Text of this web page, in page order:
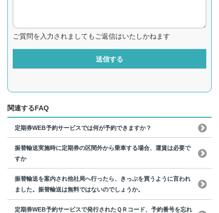
ご質問を入力されましてもご返信はいたしかねます
送信する
関連するFAQ
定期券WEB予約サービスでは何が予約できますか？
振替輸送実施時に定期券の区間外から乗車する場合、運賃は必要で
すか
振替輸送を案内され他社局へ行ったら、きっぷを買うように言われ
ました。振替輸送は無料ではないのでしょうか。
定期券WEB予約サービスで発行されたＱＲコード、予約番号を忘れ